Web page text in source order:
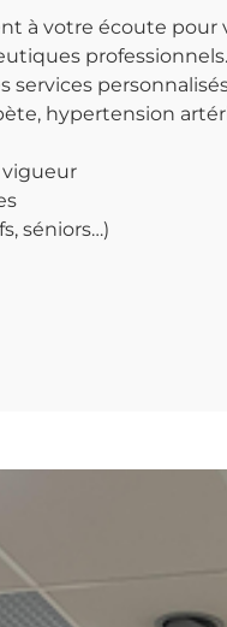
à votre écoute
professionnels.
services
hypertension
vigueur
séniors…)